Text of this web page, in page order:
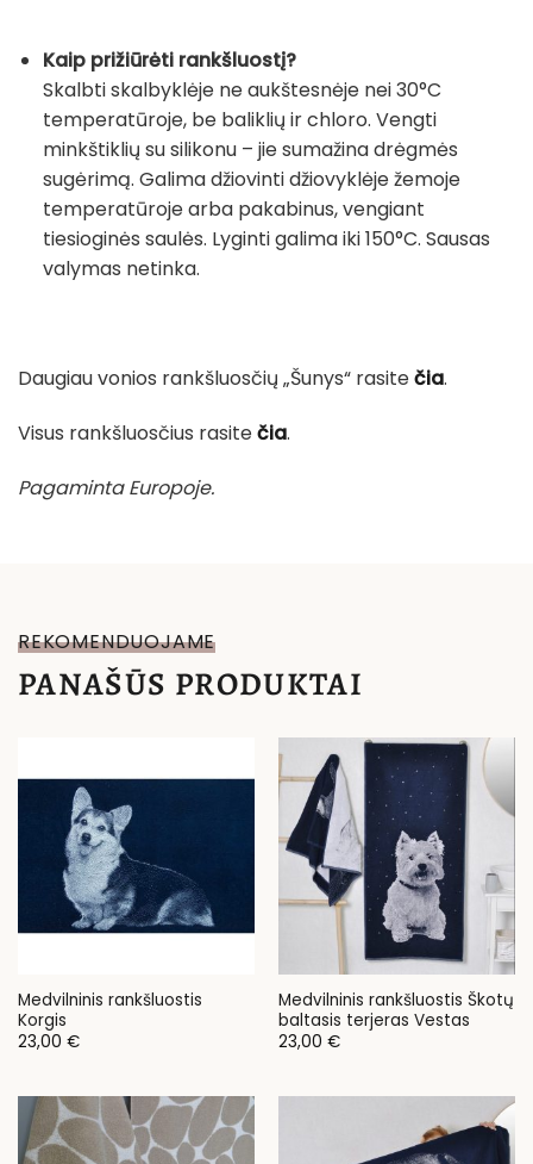
Kaip prižiūrėti rankšluostį?
Skalbti skalbyklėje ne aukštesnėje nei 30°C
temperatūroje, be baliklių ir chloro. Vengti
minkštiklių su silikonu – jie sumažina drėgmės
sugėrimą. Galima džiovinti džiovyklėje žemoje
temperatūroje arba pakabinus, vengiant
tiesioginės saulės. Lyginti galima iki 150°C. Sausas
valymas netinka.
Daugiau vonios rankšluosčių „Šunys“ rasitečia.
Visus rankšluosčius rasitečia.
Pagaminta Europoje.
REKOMENDUOJAME
PANAŠŪS PRODUKTAI
Medvilninis rankšluostis
Korgis
23,00 €
Medvilninis rankšluostis Škotų
baltasis terjeras Vestas
23,00 €